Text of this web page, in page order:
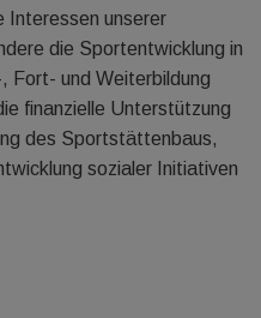
Interessen unserer
die Sportentwicklung in
Fort- und Weiterbildung
finanzielle Unterstützung
des Sportstättenbaus,
sozialer Initiativen